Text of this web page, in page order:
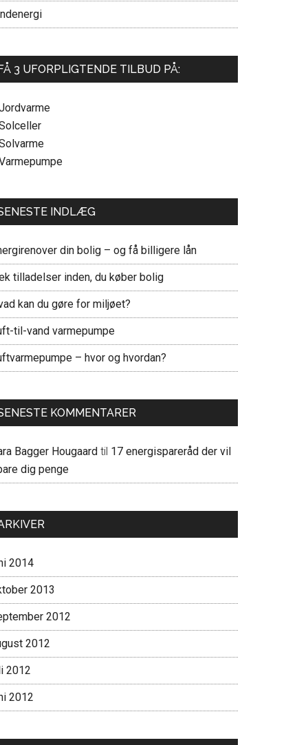
3 UFORPLIGTENDE TILBUD PÅ:
INDLÆG
din bolig – og få billigere lån
tilladelser inden, du køber bolig
kan du gøre for miljøet?
til-vand varmepumpe
– hvor og hvordan?
KOMMENTARER
Bagger Hougaard til 17 energispareråd der vil
dig penge
2014
2013
2012
2012
2012
2012